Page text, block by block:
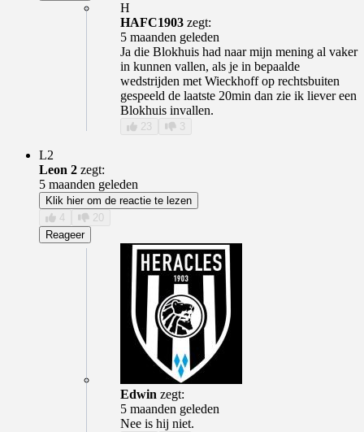
H
HAFC1903 zegt:
5 maanden geleden
Ja die Blokhuis had naar mijn mening al vaker
in kunnen vallen, als je in bepaalde
wedstrijden met Wieckhoff op rechtsbuiten
gespeeld de laatste 20min dan zie ik liever een
Blokhuis invallen.
23 3
L2
Leon 2 zegt:
5 maanden geleden
Klik hier om de reactie te lezen
4
20
Reageer
Edwin zegt:
5 maanden geleden
Nee is hij niet.